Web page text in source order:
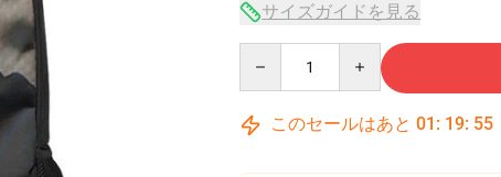
サイズガイドを見る
このセールはあと 01 : 19: 54